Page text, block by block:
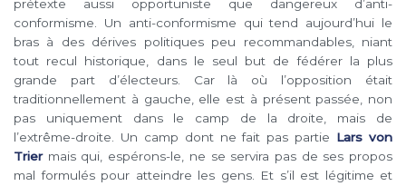
prétexte aussi opportuniste que dangereux d’anti-
conformisme. Un anti-conformisme qui tend aujourd’hui le
bras à des dérives politiques peu recommandables, niant
tout recul historique, dans le seul but de fédérer la plus
grande part d’électeurs. Car là où l’opposition était
traditionnellement à gauche, elle est à présent passée, non
pas uniquement dans le camp de la droite, mais de
l’extrême-droite. Un camp dont ne fait pas partie Lars von
Triermais qui, espérons-le, ne se servira pas de ses propos
mal formulés pour atteindre les gens. Et s’il est légitime et